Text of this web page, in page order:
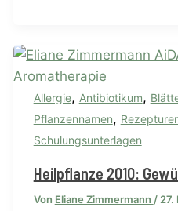
Allergie, Antibiotikum,
Pflanzennamen,
Schulungsunterlagen
Heilpflanze 2010:
Von Eliane Zimmermann / 27.